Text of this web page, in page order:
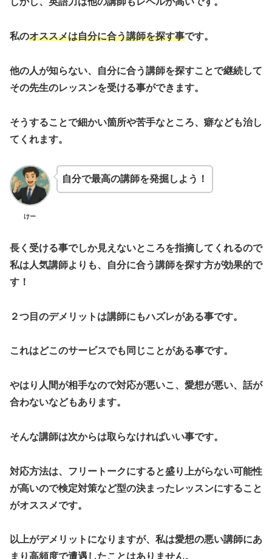
私のオススメは自分に合う講師を探す事です。
他の人が知らない、自分に合う講師を探すことで継続して
その先生のレッスンを受ける事ができます。
そうすることで細かい箇所や苦手なところ、癖なども治し
てくれます。
けー
自分で最高の講師を発掘しよう！
長く受ける事でしか見えないところを指摘してくれるので
私は人気講師よりも、自分に合う講師を探す方が効果的で
す！
２つ目のデメリットは講師にもハズレがある事です。
これはどこのサービスでも同じことがある事です。
やはり人間が相手なので対応が悪いこ、愛想が悪い、話が
合わないなどもあります。
そんな講師は次からは取らなければいい事です。
対応方法は、フリートークにすると盛り上がらない可能性
が高いので検定対策など型の決まったレッスンにすること
がオススメです。
以上がデメリットになりますが、私は愛想の悪い講師にあ
まり高頻度で遭遇したことはありません。